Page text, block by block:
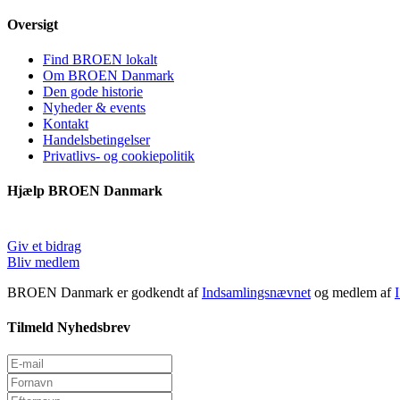
Oversigt
Find BROEN lokalt
Om BROEN Danmark
Den gode historie
Nyheder & events
Kontakt
Handelsbetingelser
Privatlivs- og cookiepolitik
Hjælp BROEN Danmark
Giv et bidrag
Bliv medlem
BROEN Danmark er godkendt afIndsamlingsnævnet og medlem af
Tilmeld Nyhedsbrev